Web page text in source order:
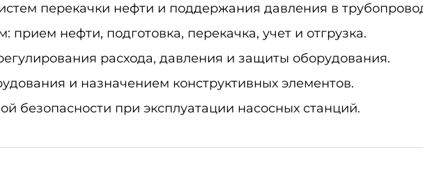
перекачки нефти и поддержания давления в
прием нефти, подготовка, перекачка, учет и отгрузка.
расхода, давления и защиты оборудования.
и назначением конструктивных элементов.
безопасности при эксплуатации насосных станций.